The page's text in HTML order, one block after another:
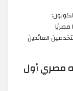
50 جنيهًا مصريًا
80 جنيه للمستخدمين العائدين
خصم كارفور 50 جنيه مصري أول